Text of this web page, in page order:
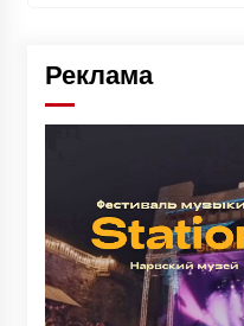
Реклама